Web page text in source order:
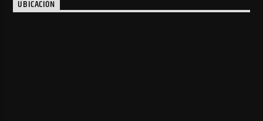
UBICACIÓN